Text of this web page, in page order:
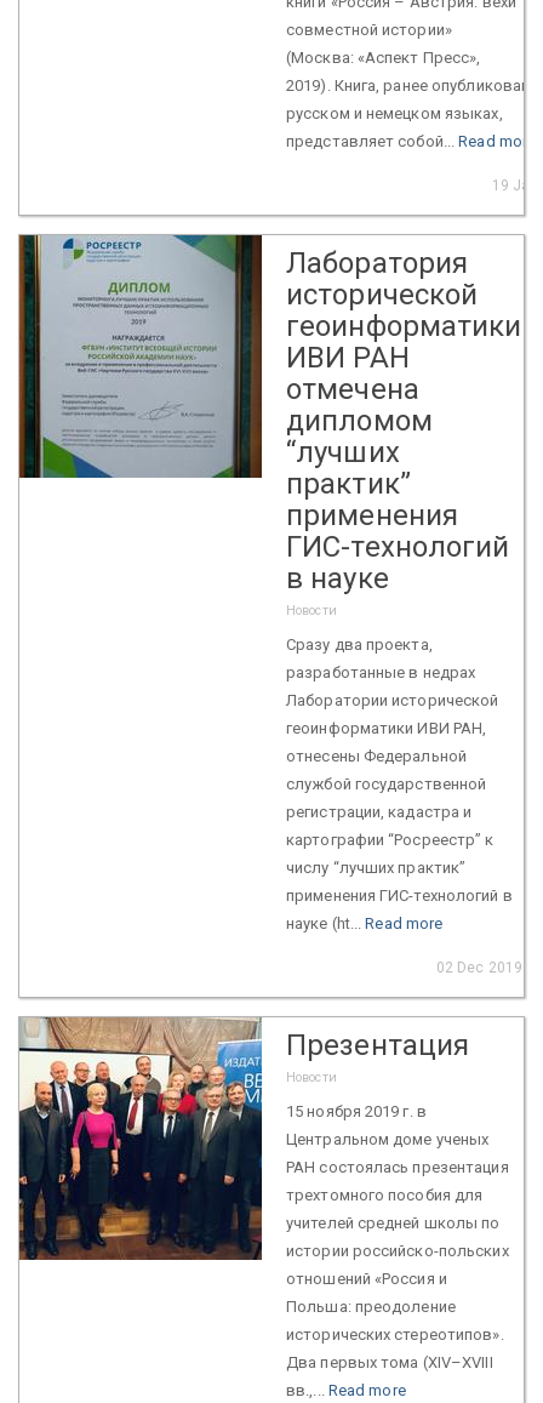
совместной истории»
(Москва: «Аспект Пресс»,
2019). Книга, ранее
русском и немецком языках,
представляет собой...Read more
19 Jan
Лаборатория
исторической
геоинформатики
ИВИ РАН
отмечена
дипломом
“лучших
практик”
применения
ГИС-технологий
в науке
Новости
Сразу два проекта,
разработанные в недрах
Лаборатории исторической
геоинформатики ИВИ РАН,
отнесены Федеральной
службой государственной
регистрации, кадастра и
картографии “Росреестр” к
числу “лучших практик”
применения ГИС-технологий в
науке (ht...Read more
02 Dec 2019
Презентация
Новости
15 ноября 2019 г. в
Центральном доме ученых
РАН состоялась презентация
трехтомного пособия для
учителей средней школы по
истории российско-польских
отношений «Россия и
Польша: преодоление
исторических стереотипов».
Два первых тома (XIV–XVIII
вв.,... Read more